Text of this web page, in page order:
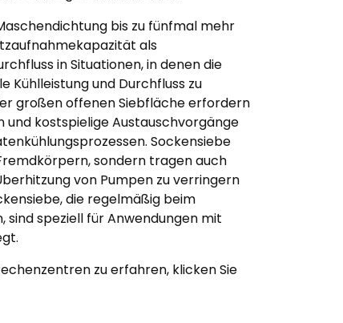
bis zu fünfmal mehr
als
in Situationen, in denen die
Kühlleistung und Durchfluss zu
großen offenen Siebfläche erfordern
und kostspielige Austauschvorgänge
Sockensiebe
sondern tragen auch
von Pumpen zu verringern
die regelmäßig beim
sind speziell für Anwendungen mit
zu erfahren, klicken Sie